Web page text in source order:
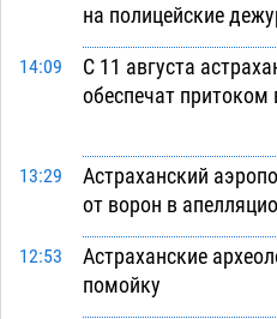
на полицейские
14:09
С 11 августа
обеспечат
13:29
Астраханский
от ворон в
12:53
Астраханские
помойку